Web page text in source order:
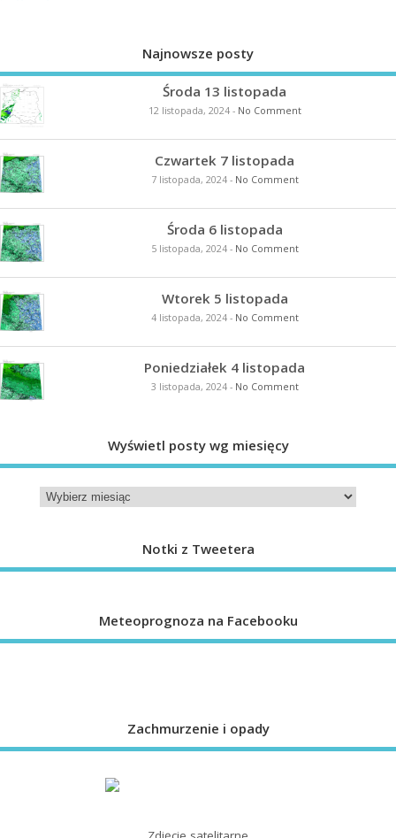
Najnowsze posty
Środa 13 listopada
12 listopada, 2024- No Comment
Czwartek 7 listopada
7 listopada, 2024- No Comment
Środa 6 listopada
5 listopada, 2024- No Comment
Wtorek 5 listopada
4 listopada, 2024- No Comment
Poniedziałek 4 listopada
3 listopada, 2024- No Comment
Wyświetl posty wg miesięcy
Notki z Tweetera
Meteoprognoza na Facebooku
Zachmurzenie i opady